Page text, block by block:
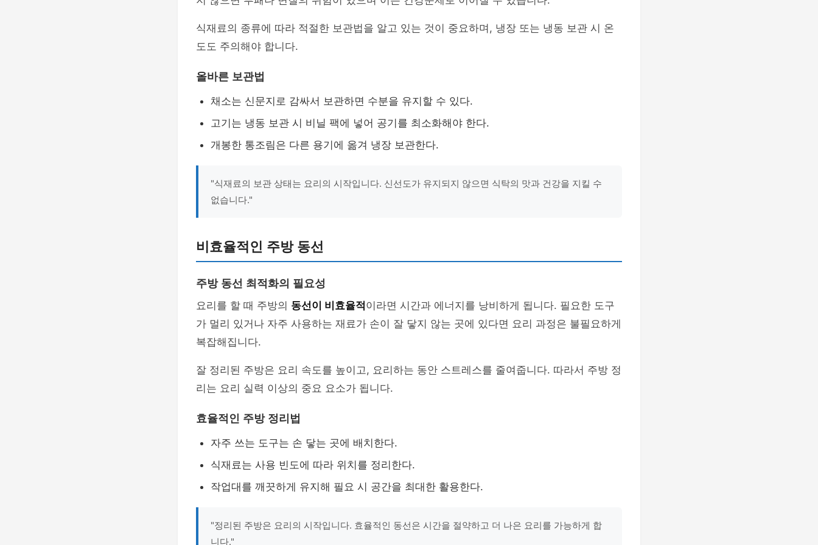
식재료의 종류에 따라 적절한 보관법을 알고 있는 것이 중요하며, 냉장 또는 냉동 보관 시 온
도도 주의해야 합니다.
올바른 보관법
채소는 신문지로 감싸서 보관하면 수분을 유지할 수 있다.
고기는 냉동 보관 시 비닐 팩에 넣어 공기를 최소화해야 한다.
개봉한 통조림은 다른 용기에 옮겨 냉장 보관한다.
"식재료의 보관 상태는 요리의 시작입니다. 신선도가 유지되지 않으면 식탁의 맛과 건강을 지킬 수
없습니다."
비효율적인 주방 동선
주방 동선 최적화의 필요성
요리를 할 때 주방의 동선이 비효율적이라면 시간과 에너지를 낭비하게 됩니다. 필요한 도구
가 멀리 있거나 자주 사용하는 재료가 손이 잘 닿지 않는 곳에 있다면 요리 과정은 불필요하게
복잡해집니다.
잘 정리된 주방은 요리 속도를 높이고, 요리하는 동안 스트레스를 줄여줍니다. 따라서 주방 정
리는 요리 실력 이상의 중요 요소가 됩니다.
효율적인 주방 정리법
자주 쓰는 도구는 손 닿는 곳에 배치한다.
식재료는 사용 빈도에 따라 위치를 정리한다.
작업대를 깨끗하게 유지해 필요 시 공간을 최대한 활용한다.
"정리된 주방은 요리의 시작입니다. 효율적인 동선은 시간을 절약하고 더 나은 요리를 가능하게 합
니다."